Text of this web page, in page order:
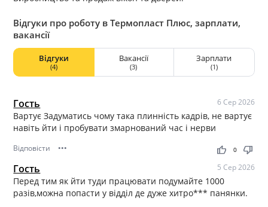
Відгуки про роботу в Термопласт Плюс, зарплати,
вакансії
Відгуки
(4)
Вакансії
(3)
Зарплати
(1)
Гость 6 Сер 2026
Вартує Задуматись чому така плинність кадрів, не вартує
навіть йти і пробувати змарнований час і нерви
Відповісти ••• thumb_up thumb_down
0
Гость 5 Сер 2026
Перед тим як йти туди працювати подумайте 1000
разів,можна попасти у відділ де дуже хитро*** панянки.